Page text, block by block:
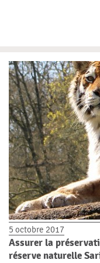
5 octobre 2017
Assurer la
réserve naturelle